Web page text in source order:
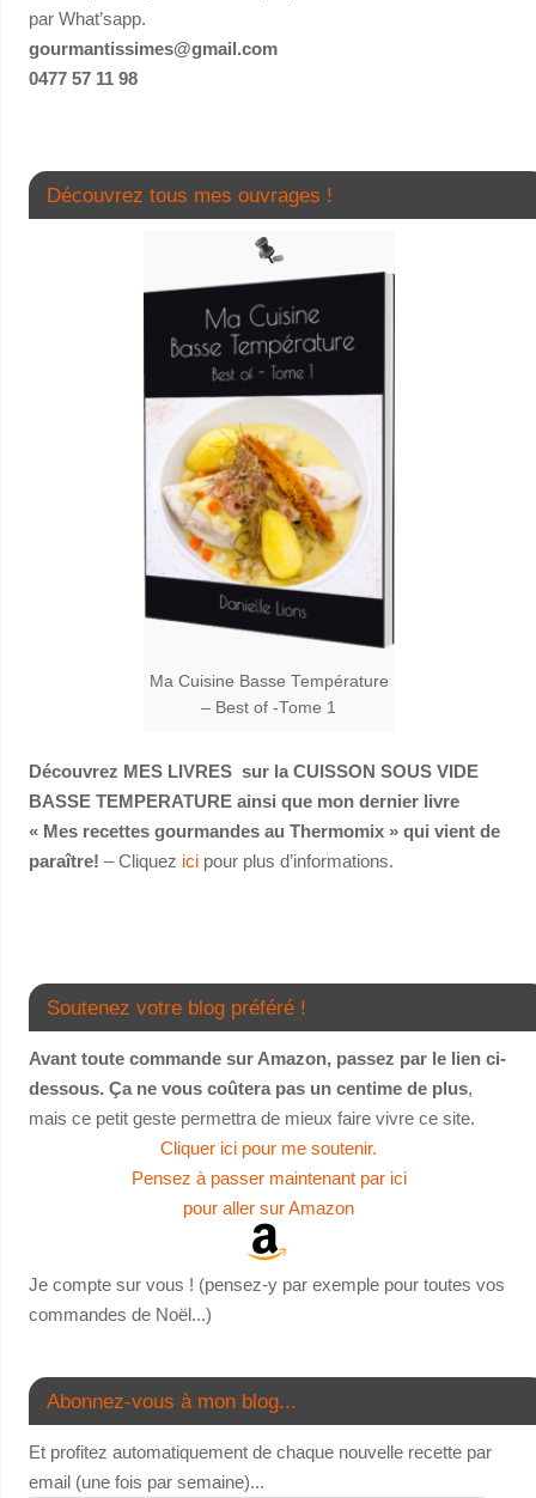
par What’sapp.
gourmantissimes@gmail.com
0477 57 11 98
Découvrez tous mes ouvrages !
Ma Cuisine Basse Température
– Best of -Tome 1
Découvrez MES LIVRES sur la CUISSON SOUS VIDE
BASSE TEMPERATURE ainsi que mon dernier livre
« Mes recettes gourmandes au Thermomix » qui vient de
paraître! – Cliquez icipour plus d’informations.
Soutenez votre blog préféré !
Avant toute commande sur Amazon, passez par le lien ci-
dessous. Ça ne vous coûtera pas un centime de plus,
mais ce petit geste permettra de mieux faire vivre ce site.
Cliquer ici pour me soutenir.
Pensez à passer maintenant par ici
pour aller sur Amazon
Je compte sur vous ! (pensez-y par exemple pour toutes vos
commandes de Noël...)
Abonnez-vous à mon blog...
Et profitez automatiquement de chaque nouvelle recette par
email (une fois par semaine)...